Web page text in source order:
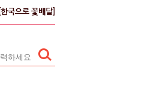
[한국으로 꽃배달]